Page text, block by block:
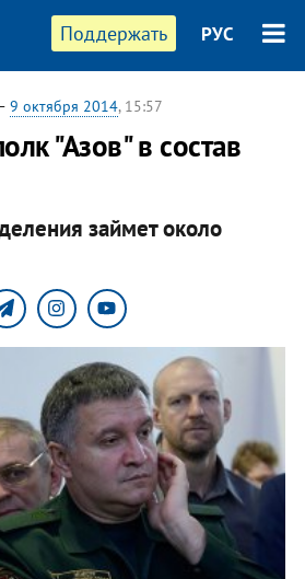
Поддержать РУС
9 октября 2014, 15:57
"Азов" в состав
займет около